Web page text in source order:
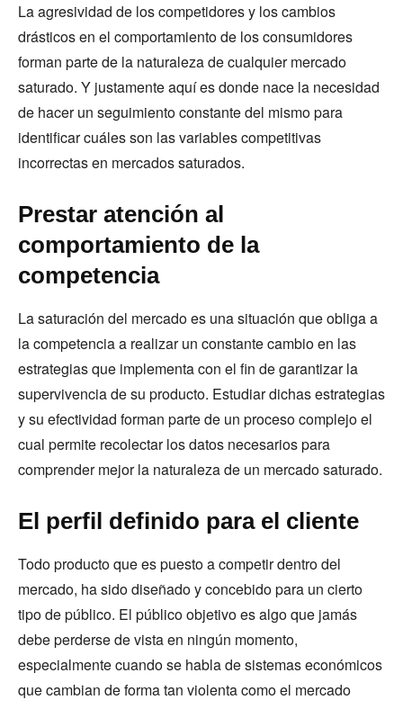
La agresividad de los competidores y los cambios
drásticos en el comportamiento de los consumidores
forman parte de la naturaleza de cualquier mercado
saturado. Y justamente aquí es donde nace la necesidad
de hacer un seguimiento constante del mismo para
identificar cuáles son las variables competitivas
incorrectas en mercados saturados.
Prestar atención al
comportamiento de la
competencia
La saturación del mercado es una situación que obliga a
la competencia a realizar un constante cambio en las
estrategias que implementa con el fin de garantizar la
supervivencia de su producto. Estudiar dichas estrategias
y su efectividad forman parte de un proceso complejo el
cual permite recolectar los datos necesarios para
comprender mejor la naturaleza de un mercado saturado.
El perfil definido para el cliente
Todo producto que es puesto a competir dentro del
mercado, ha sido diseñado y concebido para un cierto
tipo de público. El público objetivo es algo que jamás
debe perderse de vista en ningún momento,
especialmente cuando se habla de sistemas económicos
que cambian de forma tan violenta como el mercado